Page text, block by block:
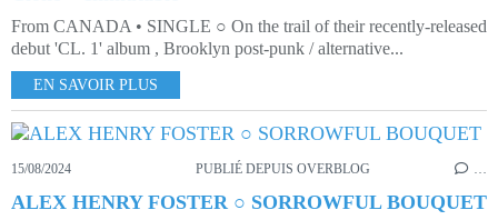
From CANADA • SINGLE ○ On the trail of their recently-released
debut 'CL. 1' album , Brooklyn post-punk / alternative...
EN SAVOIR PLUS
15/08/2024 PUBLIÉ DEPUIS OVERBLOG …
ALEX HENRY FOSTER ○ SORROWFUL BOUQUET